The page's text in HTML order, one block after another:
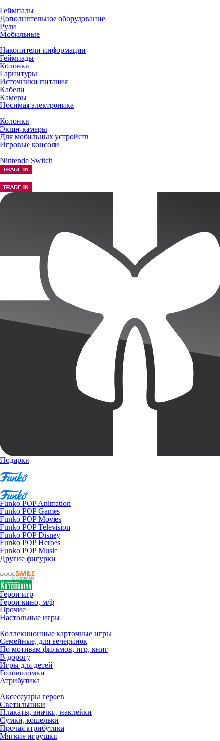
Геймпады
Дополнительное оборудование
Рули
Мобильные
Накопители информации
Геймпады
Колонки
Гарнитуры
Источники питания
Кабели
Камеры
Носимая электроника
Колонки
Экшн-камеры
Для мобильных устройств
Игровые консоли
Nintendo Switch
Подарки
Funko POP Animation
Funko POP Games
Funko POP Movies
Funko POP Television
Funko POP Disney
Funko POP Heroes
Funko POP Music
Другие фигурки
Герои игр
Герои кино, м/ф
Прочие
Настольные игры
Коллекционные карточные игры
Семейные, для вечеринок
По мотивам фильмов, игр, книг
В дорогу
Игры для детей
Головоломки
Атрибутика
Аксессуары героев
Светильники
Плакаты, значки, наклейки
Сумки, кошельки
Прочая атрибутика
Мягкие игрушки